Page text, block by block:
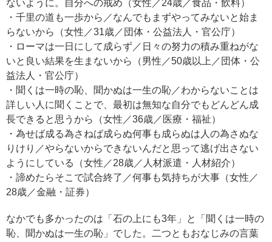
ないように。自分への戒め（女性／24歳／食品・飲料）
・千里の道も一歩から／なんでもまずやってみないと始ま
らないから（女性／31歳／団体・公益法人・官公庁）
・ローマは一日にして成らず／日々の努力の積み重ねがな
いと良い結果を生まないから（男性／50歳以上／団体・公
益法人・官公庁）
・聞くは一時の恥、聞かぬは一生の恥／わからないことは
詳しい人に聞くことで、最初は無知な自分でもどんどん成
長できると思うから（女性／36歳／医療・福祉）
・為せば成る為さねば成らぬ何事も成らぬは人の為さぬな
りけり／やらないからできないんだと思って逃げ出さない
ようにしている（女性／28歳／人材派遣・人材紹介）
・諦めたらそこで試合終了／何事も気持ちが大事（女性／
28歳／金融・証券）
なかでも多かったのは「石の上にも3年」と「聞くは一時の
恥、聞かぬは一生の恥」でした。二つともおなじみの言葉